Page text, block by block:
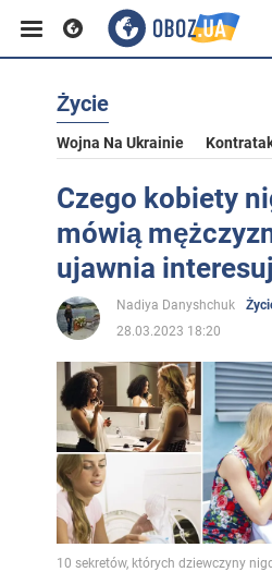
Życie
Wojna Na Ukrainie
Czego kobiety
mówią
ujawnia
Nadiya Danyshchuk
28.03.2023 18:20
10 sekretów, których dziewczyny